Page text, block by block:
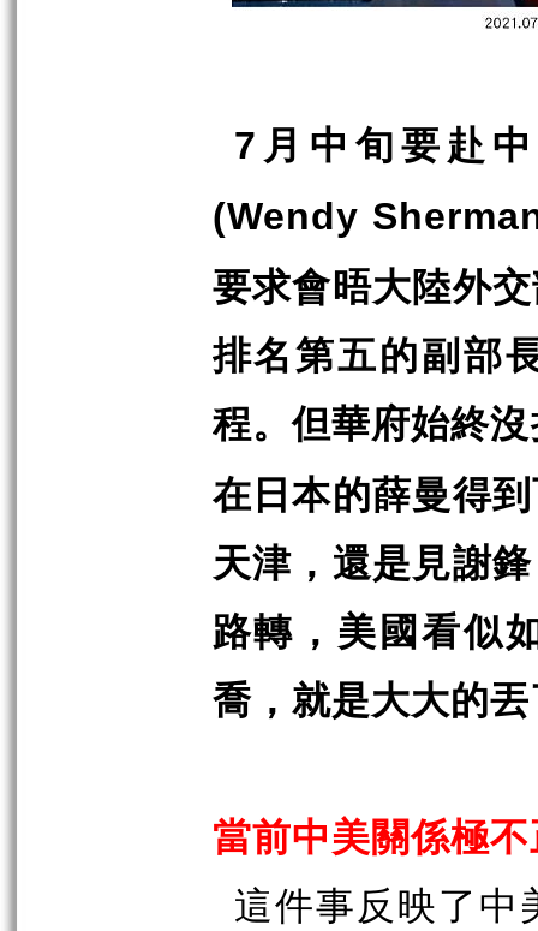
7 月中旬要赴
(Wendy
要求會晤大陸外
排名第五的副部
程。但華府始終
在日本的薛曼得
天津，還是見謝
路轉，美國看似
喬，就是大大的
當前中美關係極
這件事反映了中